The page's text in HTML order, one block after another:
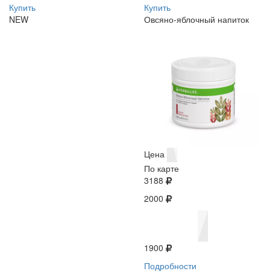
Купить
NEW
Купить
Овсяно-яблочный напиток
Цена
По карте
3188
2000
1900
Подробности